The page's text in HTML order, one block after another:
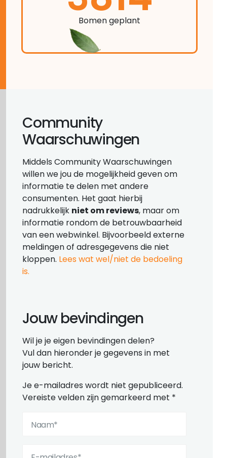
Bomen geplant
Community
Waarschuwingen
Middels Community Waarschuwingen
willen we jou de mogelijkheid geven om
informatie te delen met andere
consumenten. Het gaat hierbij
nadrukkelijk niet om reviews, maar om
informatie rondom de betrouwbaarheid
van een webwinkel. Bijvoorbeeld externe
meldingen of adresgegevens die niet
kloppen. Lees wat wel/niet de bedoeling
is.
Jouw bevindingen
Wil je je eigen bevindingen delen?
Vul dan hieronder je gegevens in met
jouw bericht.
Je e-mailadres wordt niet gepubliceerd.
Vereiste velden zijn gemarkeerd met *